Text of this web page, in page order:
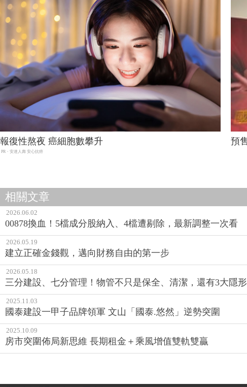
報復性熬夜 癌細胞數攀升
PR・安達人壽 安心抗癌
預
相關文章
2026.06.02
00878換血！5檔成分股納入、4檔遭剔除，最新調整一次看
2026.05.19
建立正確金錢觀，邁向財務自由的第一步
2026.05.18
三分建設、七分管理！物管不只是保全、清潔，還有3大隱
2025.11.03
國泰建設一甲子品牌領軍 文山「國泰.悠然」逆勢突圍
2025.10.09
房市突圍佈局新思維 長期租金＋乘風增值雙軌雙贏